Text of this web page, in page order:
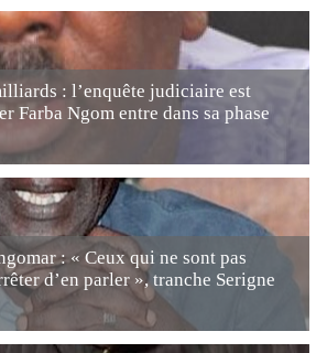
: l’enquête judiciaire est
Farba Ngom entre dans sa phase
: « Ceux qui ne sont pas
d’en parler », tranche Serigne